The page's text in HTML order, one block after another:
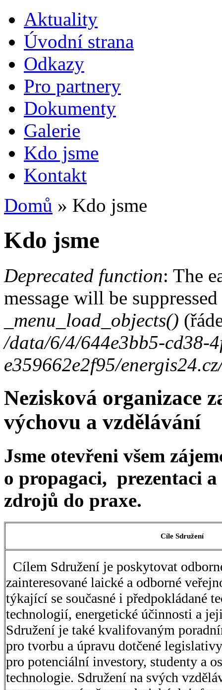
Jump to Content
Aktuality
Úvodní strana
Odkazy
Pro partnery
Dokumenty
Galerie
Kdo jsme
Kontakt
Jste zde
Domů » Kdo jsme
Kdo jsme
Chybová zpráva
Deprecated function: The
message will be
_menu_load_objects()
/data/6/4/644e3bb5-cd38-
e359662e2f95/
Nezisková organizace
výchovu a vzdělávání
Jsme otevřeni všem
o propagaci, prezentaci
zdrojů do praxe.
Cíle Sdružení
Cílem Sdružení je poskytovat
zainteresované laické a odborné
týkající se současné i předpokládané
technologií, energetické účinnosti a
Sdružení je také kvalifovaným
pro tvorbu a úpravu dotčené
pro potenciální investory, studenty a
technologie. Sdružení na svých